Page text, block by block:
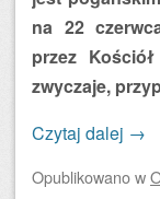
na 22
przez
zwyczaje,
Czytaj dalej →
Opublikowanow